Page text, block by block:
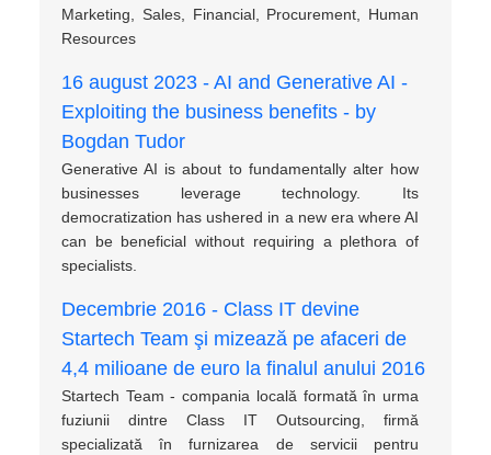
Marketing, Sales, Financial, Procurement, Human
Resources
16 august 2023 - AI and Generative AI -
Exploiting the business benefits - by
Bogdan Tudor
Generative AI is about to fundamentally alter how
businesses leverage technology. Its
democratization has ushered in a new era where AI
can be beneficial without requiring a plethora of
specialists.
Decembrie 2016 - Class IT devine
Startech Team şi mizează pe afaceri de
4,4 milioane de euro la finalul anului 2016
Startech Team - compania locală formată în urma
fuziunii dintre Class IT Outsourcing, firmă
specializată în furnizarea de servicii pentru